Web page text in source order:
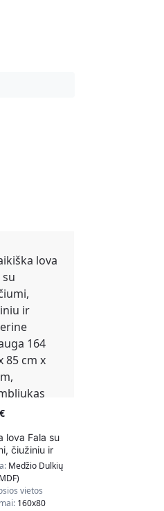
€
lova Fala su
čiužiniu ir
apsauga 164
cm x 63 cm,
Medžio Dulkių
vietos
160x80